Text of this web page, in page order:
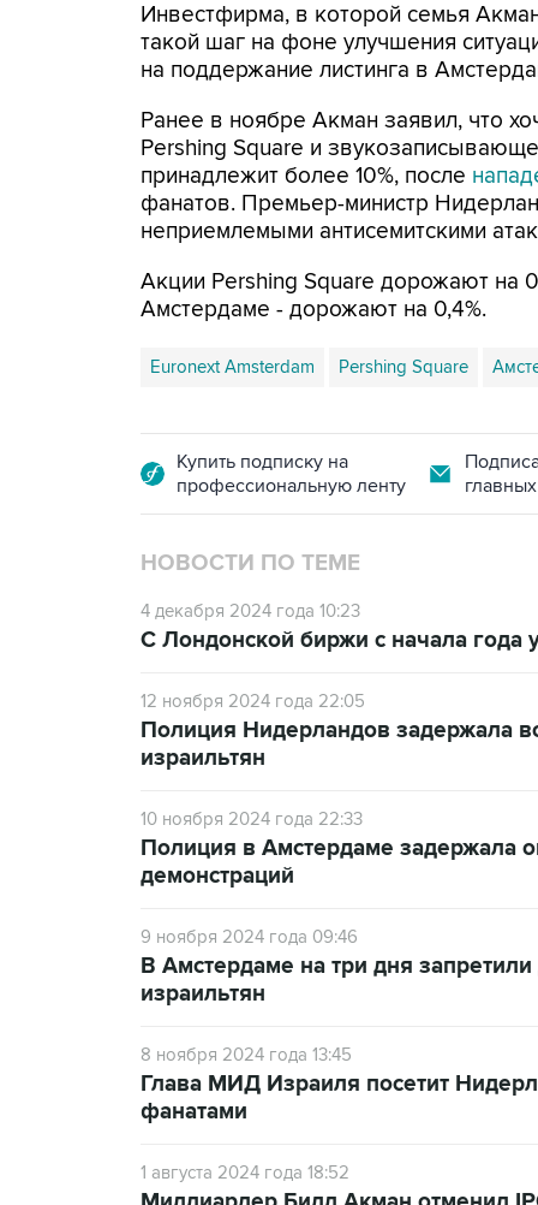
Инвестфирма, в которой семья
такой шаг на фоне улучшения
на поддержание листинга в
Ранее в ноябре Акман заявил, что
Pershing Square и
принадлежит более 10%, после
фанатов. Премьер-министр
неприемлемыми антисемитскими
Акции Pershing Square дорожают на
Амстердаме - дорожают на 0,4%.
Euronext Amsterdam Pershing Square
Купить подписку на
профессиональную ленту
НОВОСТИ ПО ТЕМЕ
4 декабря 2024 года 10:23
С Лондонской биржи с начала года
12 ноября 2024 года 22:05
Полиция Нидерландов задержала
израильтян
10 ноября 2024 года 22:33
Полиция в Амстердаме задержала
демонстраций
9 ноября 2024 года 09:46
В Амстердаме на три дня
израильтян
8 ноября 2024 года 13:45
Глава МИД Израиля посетит
фанатами
1 августа 2024 года 18:52